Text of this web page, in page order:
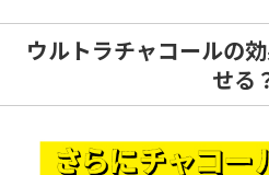
ウルトラチャコールの
せる